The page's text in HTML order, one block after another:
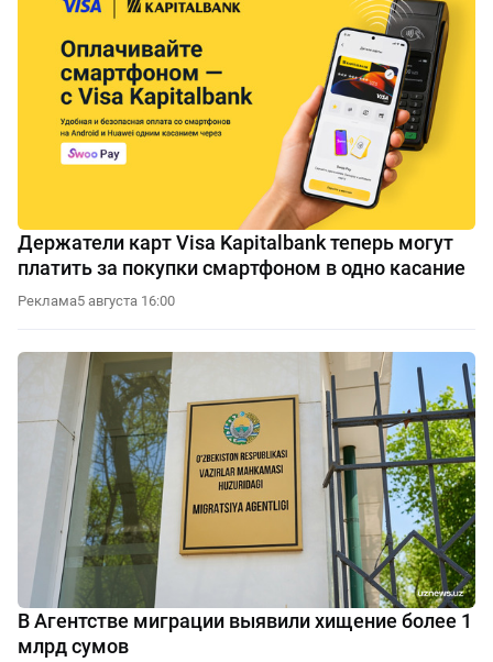
Держатели карт Visa Kapitalbank теперь могут
платить за покупки смартфоном в одно касание
Реклама5 августа 16:00
В Агентстве миграции выявили хищение более 1
млрд сумов